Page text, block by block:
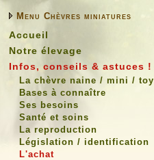
Menu Chèvres miniatures
Accueil
Notre élevage
Infos, conseils & astuces !
La chèvre naine / mini / toy
Bases à connaître
Ses besoins
Santé et soins
La reproduction
Législation / identification
L'achat